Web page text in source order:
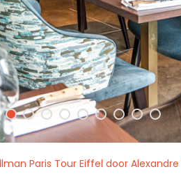
Paris Tour Eiffel door